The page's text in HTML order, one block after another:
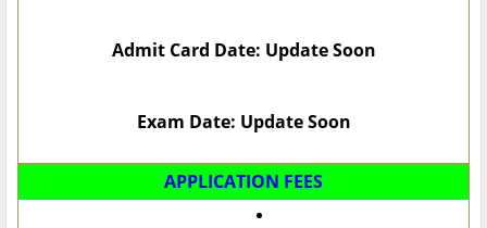
Admit Card Date: Update Soon
Exam Date: Update Soon
APPLICATION FEES